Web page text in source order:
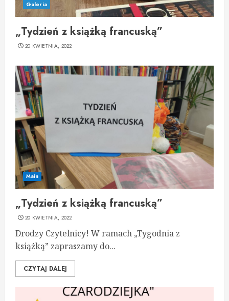
Galeria
„Tydzień z książką francuską”
20 KWIETNIA, 2022
Main
„Tydzień z książką francuską”
20 KWIETNIA, 2022
Drodzy Czytelnicy! W ramach „Tygodnia z
książką” zapraszamy do...
CZYTAJ DALEJ